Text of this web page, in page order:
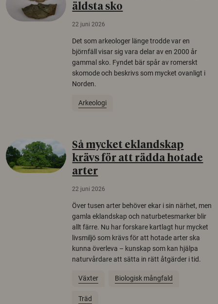
äldsta sko
22 juni 2026
Det som arkeologer länge trodde var en
björnfäll visar sig vara delar av en 2000 år
gammal sko. Fyndet bär spår av romerskt
skomode och beskrivs som mycket ovanligt i
Norden.
Arkeologi
Så mycket eklandskap
krävs för att rädda hotade
arter
22 juni 2026
Över tusen arter behöver ekar i sin närhet, men
gamla eklandskap och naturbetesmarker blir
allt färre. Nu har forskare kartlagt hur mycket
livsmiljö som krävs för att hotade arter ska
kunna överleva – kunskap som kan hjälpa
naturvårdare att sätta in rätt åtgärder i tid.
Växter Biologisk mångfald
Träd